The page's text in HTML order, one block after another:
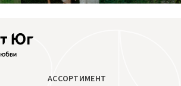
АССОРТИМЕНТ